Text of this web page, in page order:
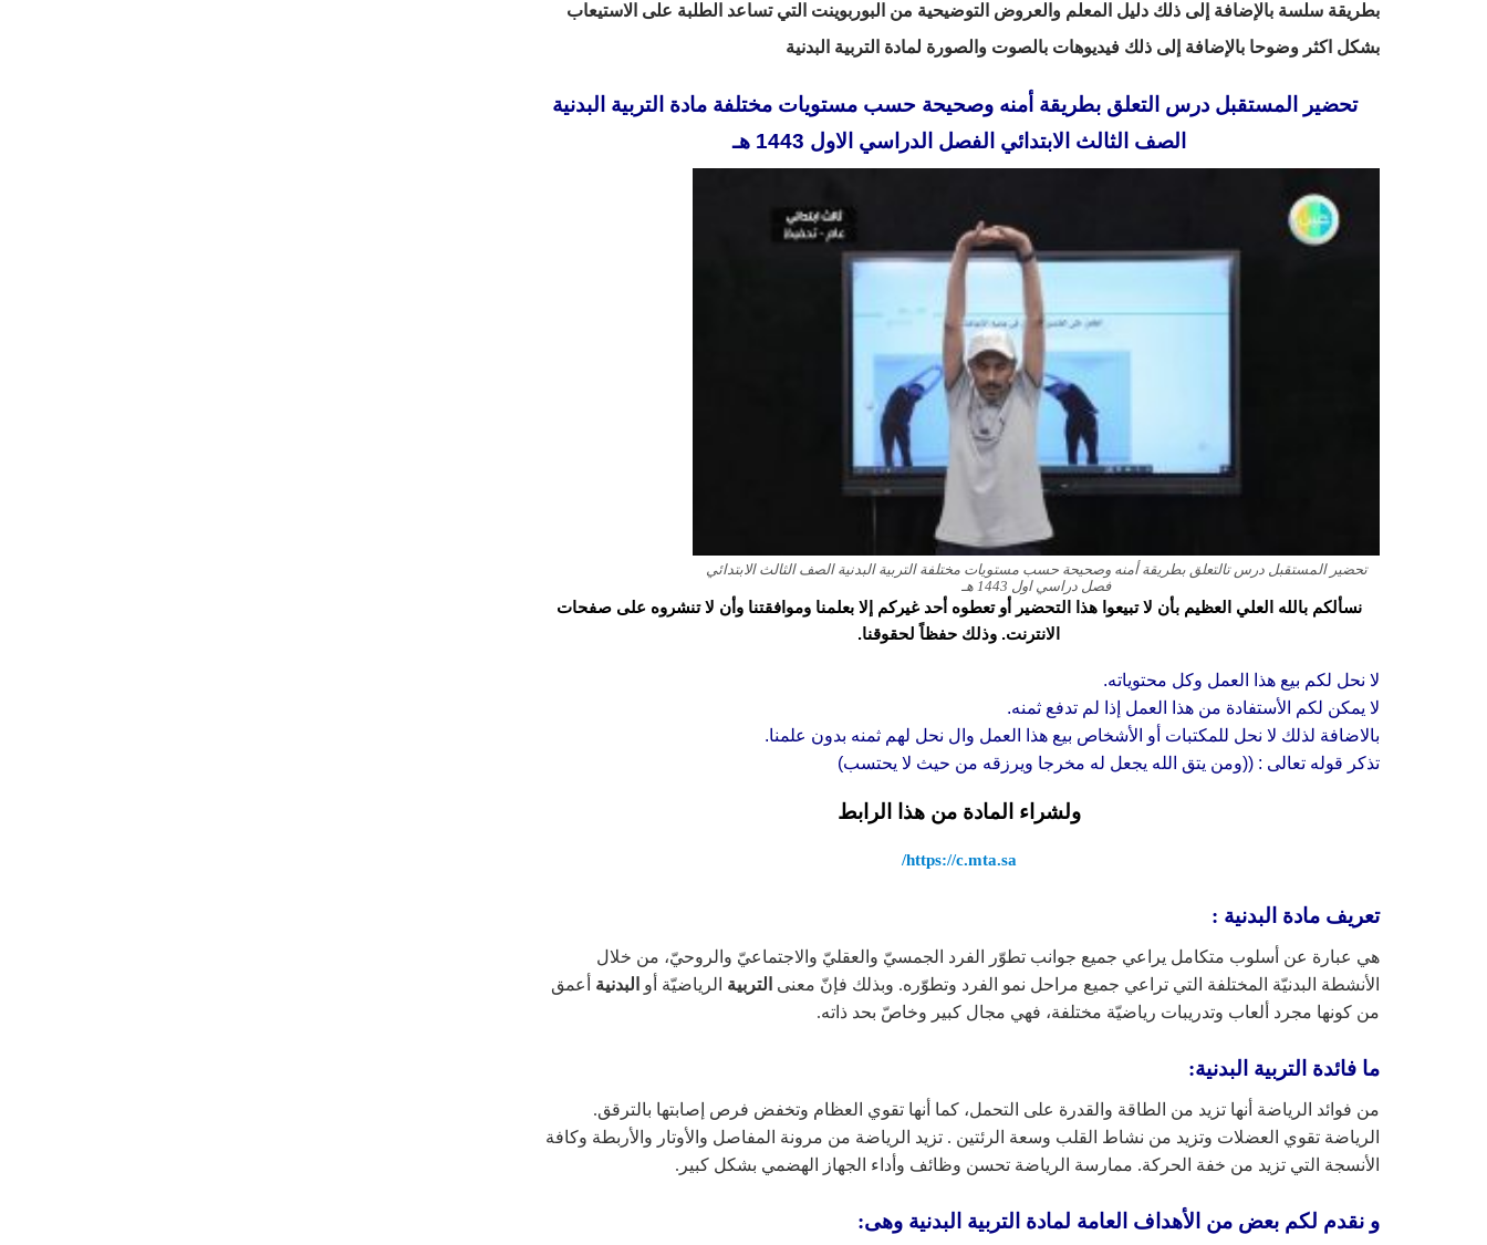
بطريقة سلسة بالإضافة إلى ذلك دليل المعلم والعروض التوضيحية من البوربوينت التي تساعد الطلبة على الاستيعاب
بشكل اكثر وضوحا بالإضافة إلى ذلك فيديوهات بالصوت والصورة لمادة التربية البدنية
تحضير المستقبل درس التعلق بطريقة أمنه وصحيحة حسب مستويات مختلفة مادة التربية البدنية
الصف الثالث الابتدائي الفصل الدراسي الاول 1443 هـ
تحضير المستقبل درس تالتعلق بطريقة أمنه وصحيحة حسب مستويات مختلفة التربية البدنية الصف الثالث الابتدائي
فصل دراسي اول 1443 هـ
نسألكم بالله العلي العظيم بأن لا تبيعوا هذا التحضير أو تعطوه أحد غيركم إلا بعلمنا وموافقتنا وأن لا تنشروه على صفحات
الانترنت. وذلك حفظاً لحقوقنا.
لا نحل لكم بيع هذا العمل وكل محتوياته.
لا يمكن لكم الأستفادة من هذا العمل إذا لم تدفع ثمنه.
بالاضافة لذلك لا نحل للمكتبات أو الأشخاص بيع هذا العمل وال نحل لهم ثمنه بدون علمنا.
تذكر قوله تعالى : ((ومن يتق الله يجعل له مخرجا ويرزقه من حيث لا يحتسب)
ولشراء المادة من هذا الرابط
https://c.mta.sa/
تعريف مادة البدنية :
هي عبارة عن أسلوب متكامل يراعي جميع جوانب تطوّر الفرد الجمسيّ والعقليّ والاجتماعيّ والروحيّ، من خلال
الأنشطة البدنيّة المختلفة التي تراعي جميع مراحل نمو الفرد وتطوّره. وبذلك فإنّ معنى التربية الرياضيّة أو البدنية أعمق
من كونها مجرد ألعاب وتدريبات رياضيّة مختلفة، فهي مجال كبير وخاصّ بحد ذاته.
ما فائدة التربية البدنية:
من فوائد الرياضة أنها تزيد من الطاقة والقدرة على التحمل، كما أنها تقوي العظام وتخفض فرص إصابتها بالترقق.
الرياضة تقوي العضلات وتزيد من نشاط القلب وسعة الرئتين . تزيد الرياضة من مرونة المفاصل والأوتار والأربطة وكافة
الأنسجة التي تزيد من خفة الحركة. ممارسة الرياضة تحسن وظائف وأداء الجهاز الهضمي بشكل كبير.
و نقدم لكم بعض من الأهداف العامة لمادة التربية البدنية وهى: